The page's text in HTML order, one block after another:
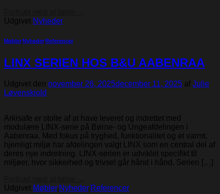
Udgivet Nyheder
Møbler,Nyheder,Referencer
LINX SERIEN HOS B&U AABENRAA
Udgivet den november 26, 2025december 11, 2025 af Julie
Løvenskjold
Arkisafe er stolte af at have leveret og indrettet med
modulære LINX-serie på Børne- og Ungeafdelingen i
Aabenraa. Med fokus på tryghed, funktionalitet og et varmt,
hjemligt miljø har afdelingen valgt LINX som en central del af
deres nye indretning. LINX-serien er udviklet specifikt til
miljøer, hvor sikkerhed og trivsel går hånd i hånd. Serien […]
Udgivet Møbler,Nyheder,Referencer